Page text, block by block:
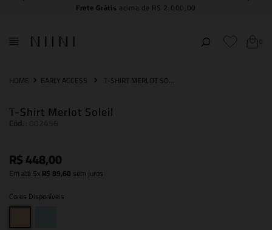
Frete Grátis acima de R$ 2.000,00
0
EARLY ACCESS T-SHIRT MERLOT SOLEIL
T-Shirt Merlot Soleil
R$448,00
Em até 5xR$89,60 sem juros
Cores Disponíveis